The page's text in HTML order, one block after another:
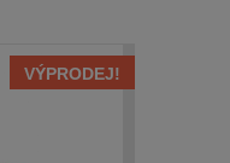
VÝPRODEJ!